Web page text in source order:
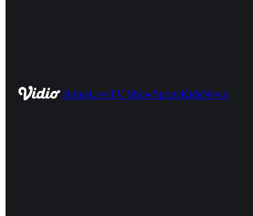
HomeLiveTV ShowSportsKidsNews